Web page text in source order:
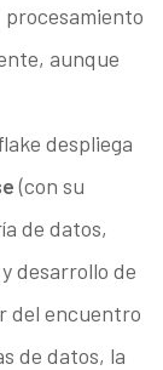
procesamiento
aunque
despliega
(con su
de datos,
desarrollo de
del encuentro
de datos, la